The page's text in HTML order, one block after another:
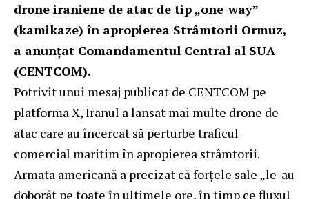
drone iraniene de atac de tip „one-way”
(kamikaze) în apropierea Strâmtorii Ormuz,
a anunţat Comandamentul Central al SUA
(CENTCOM).
Potrivit unui mesaj publicat de CENTCOM pe
platforma X, Iranul a lansat mai multe drone de
atac care au încercat să perturbe traficul
comercial maritim în apropierea strâmtorii.
Armata americană a precizat că forţele sale „le-au
doborât pe toate în ultimele ore, în timp ce fluxul